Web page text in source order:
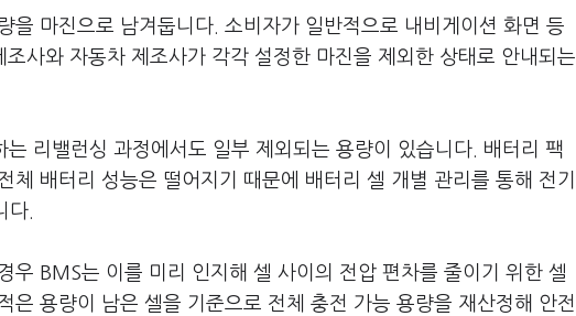
을 마진으로 남겨둡니다. 소비자가 일반적으로 내비게이션 화면 등
사와 자동차 제조사가 각각 설정한 마진을 제외한 상태로 안내되는
리밸런싱 과정에서도 일부 제외되는 용량이 있습니다. 배터리 팩
체 배터리 성능은 떨어지기 때문에 배터리 셀 개별 관리를 통해 전기
다.
우 BMS는 이를 미리 인지해 셀 사이의 전압 편차를 줄이기 위한 셀
은 용량이 남은 셀을 기준으로 전체 충전 가능 용량을 재산정해 안전